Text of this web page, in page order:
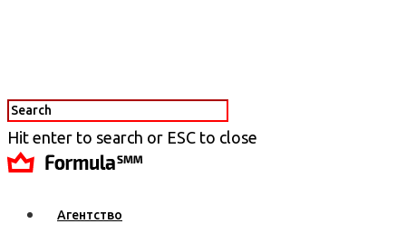
Hit enter to search or ESC to close
Агентство